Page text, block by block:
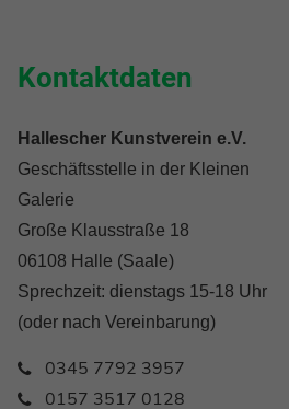
Kontaktdaten
Hallescher Kunstverein e.V.
Geschäftsstelle in der Kleinen
Galerie
Große Klausstraße 18
06108 Halle (Saale)
Sprechzeit: dienstags 15-18 Uhr
(oder nach Vereinbarung)
0345 7792 3957
0157 3517 0128